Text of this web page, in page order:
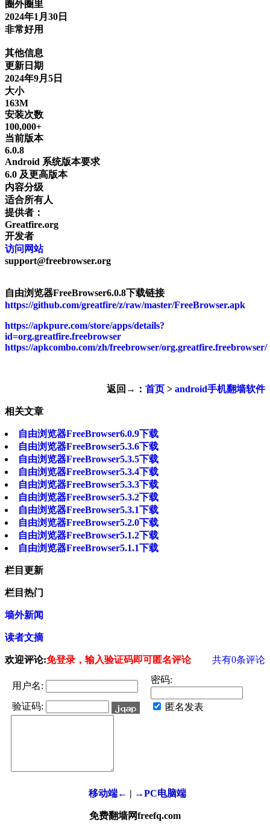
圈外圈里
2024年1月30日
非常好用
其他信息
更新日期
2024年9月5日
大小
163M
安装次数
100,000+
当前版本
6.0.8
Android 系统版本要求
6.0 及更高版本
内容分级
适合所有人
提供者：
Greatfire.org
开发者
访问网站
support@freebrowser.org
自由浏览器FreeBrowser6.0.8下载链接
https://github.com/greatfire/z/raw/master/FreeBrowser.apk
https://apkpure.com/store/apps/details?
id=org.greatfire.freebrowser
https://apkcombo.com/zh/freebrowser/org.greatfire.freebrowser/
返回→： 首页 > android手机翻墙软件
相关文章
自由浏览器FreeBrowser6.0.9下载
自由浏览器FreeBrowser5.3.6下载
自由浏览器FreeBrowser5.3.5下载
自由浏览器FreeBrowser5.3.4下载
自由浏览器FreeBrowser5.3.3下载
自由浏览器FreeBrowser5.3.2下载
自由浏览器FreeBrowser5.3.1下载
自由浏览器FreeBrowser5.2.0下载
自由浏览器FreeBrowser5.1.2下载
自由浏览器FreeBrowser5.1.1下载
栏目更新
栏目热门
墙外新闻
读者文摘
欢迎评论:免登录，输入验证码即可匿名评论 共有0条评论
用户名:
密码:
验证码: 匿名发表
移动端← | →PC电脑端
免费翻墙网freefq.com